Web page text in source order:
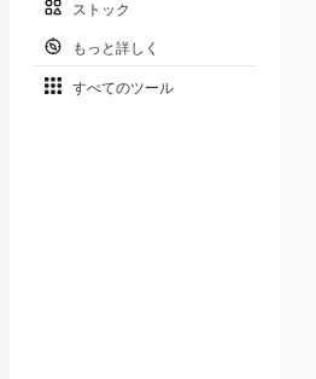
ストック
もっと詳しく
すべてのツール